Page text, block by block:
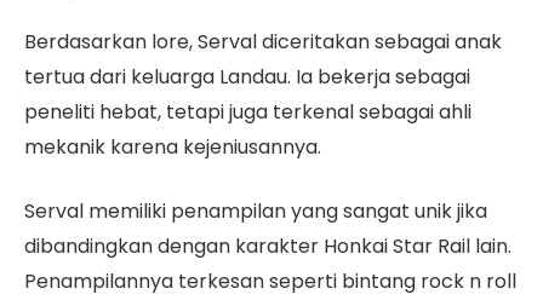
Berdasarkan lore, Serval diceritakan sebagai anak
tertua dari keluarga Landau. Ia bekerja sebagai
peneliti hebat, tetapi juga terkenal sebagai ahli
mekanik karena kejeniusannya.
Serval memiliki penampilan yang sangat unik jika
dibandingkan dengan karakter Honkai Star Rail lain.
Penampilannya terkesan seperti bintang rock n roll